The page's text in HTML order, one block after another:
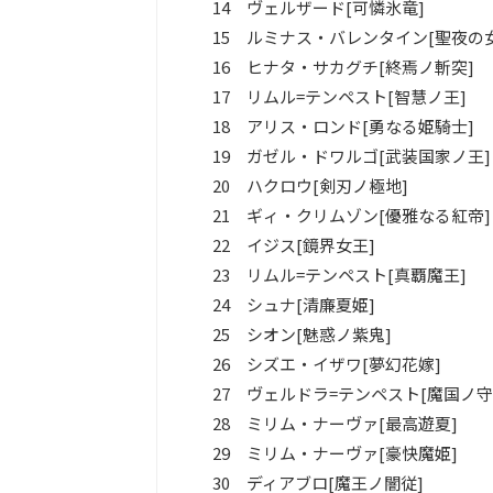
14 ヴェルザード[可憐氷竜]
15 ルミナス・バレンタイン[聖夜の
16 ヒナタ・サカグチ[終焉ノ斬突]
17 リムル=テンペスト[智慧ノ王]
18 アリス・ロンド[勇なる姫騎士]
19 ガゼル・ドワルゴ[武装国家ノ王]
20 ハクロウ[剣刃ノ極地]
21 ギィ・クリムゾン[優雅なる紅帝]
22 イジス[鏡界女王]
23 リムル=テンペスト[真覇魔王]
24 シュナ[清廉夏姫]
25 シオン[魅惑ノ紫鬼]
26 シズエ・イザワ[夢幻花嫁]
27 ヴェルドラ=テンペスト[魔国ノ
28 ミリム・ナーヴァ[最高遊夏]
29 ミリム・ナーヴァ[豪快魔姫]
30 ディアブロ[魔王ノ闇従]